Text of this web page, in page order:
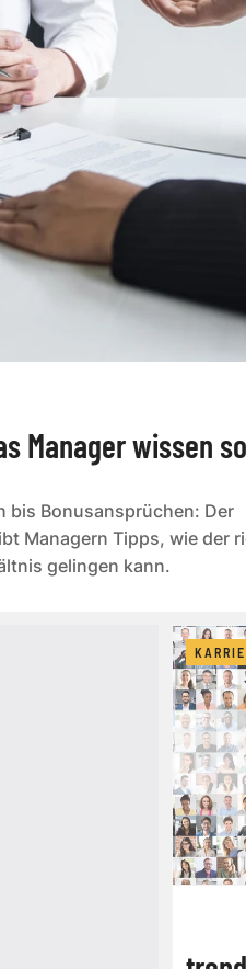
Manager wissen
bis Bonusansprüchen: Der
Managern Tipps, wie der
gelingen kann.